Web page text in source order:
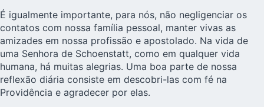
É igualmente importante, para nós, não negligenciar os
contatos com nossa família pessoal, manter vivas as
amizades em nossa profissão e apostolado. Na vida de
uma Senhora de Schoenstatt, como em qualquer vida
humana, há muitas alegrias. Uma boa parte de nossa
reflexão diária consiste em descobri-las com fé na
Providência e agradecer por elas.